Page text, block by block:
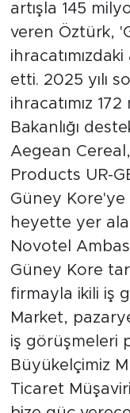
artışla 145
veren Öztürk,
etti. 2025 yılı
ihracatımız
Bakanlığı
Aegean
Products UR-
Güney Kore'ye
heyette yer
Novotel
Güney Kore
firmayla ikili iş
Market,
iş görüşmeleri
Büyükelçimiz
Ticaret